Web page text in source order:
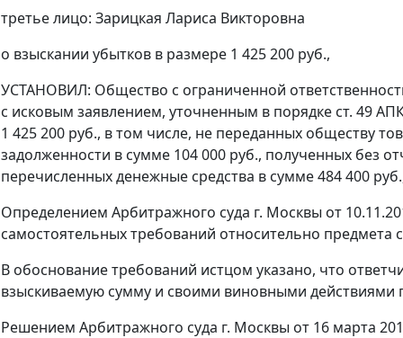
третье лицо: Зарицкая Лариса Викторовна
о взыскании убытков в размере 1 425 200 руб.,
УСТАНОВИЛ: Общество с ограниченной
с исковым заявлением, уточненным в порядке ст. 49
1 425 200 руб., в том числе, не переданных обществу
задолженности в сумме 104 000 руб., полученных без
перечисленных денежные средства в сумме 484 400
Определением Арбитражного суда г. Москвы от
самостоятельных требований относительно предмета
В обоснование требований истцом указано, что
взыскиваемую сумму и своими виновными
Решением Арбитражного суда г. Москвы от 16 марта